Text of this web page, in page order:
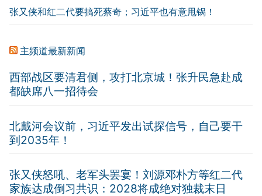
张又侠和红二代要搞死蔡奇；习近平也有意甩锅！
主频道最新新闻
西部战区要清君侧，攻打北京城！张升民急赴成
都缺席八一招待会
北戴河会议前，习近平发出试探信号，自己要干
到2035年！
张又侠怒吼、老军头罢宴！刘源邓朴方等红二代
家族达成倒习共识：2028将成绝对独裁末日